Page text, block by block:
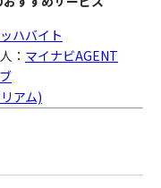
ハバイト
： マイナビAGENT
アム)